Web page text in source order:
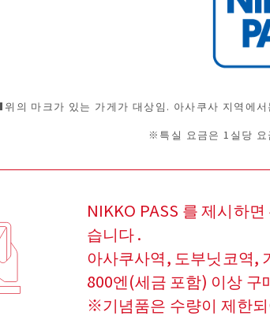
의 마크가 있는 가게가 대상임. 아사쿠사 지역에
※특실 요금은 1실당
NIKKO PASS 를 제시하
습니다 .
아사쿠사역, 도부닛코역,
800엔(세금 포함) 이상 구
※기념품은 수량이 제한